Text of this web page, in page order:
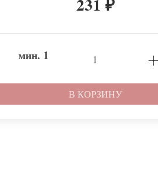
231 ₽
мин. 1
В КОРЗИНУ